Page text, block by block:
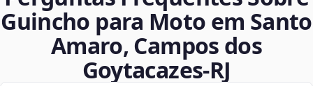
Guincho para Moto em Santo
Amaro, Campos dos
Goytacazes‑RJ